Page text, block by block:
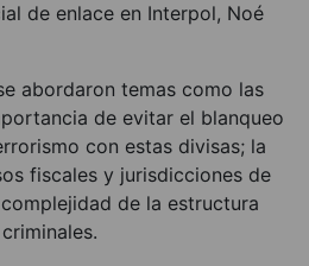
de enlace en Interpol, Noé
abordaron temas como las
de evitar el blanqueo
con estas divisas; la
fiscales y jurisdicciones de
de la estructura